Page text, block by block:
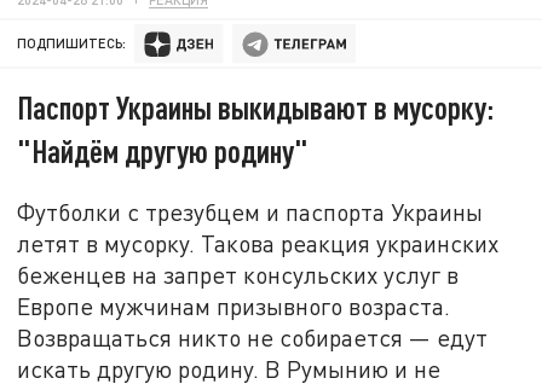
ПОДПИШИТЕСЬ:
Паспорт Украины выкидывают в мусорку:
"Найдём другую родину"
Футболки с трезубцем и паспорта Украины
летят в мусорку. Такова реакция украинских
беженцев на запрет консульских услуг в
Европе мужчинам призывного возраста.
Возвращаться никто не собирается — едут
искать другую родину. В Румынию и не